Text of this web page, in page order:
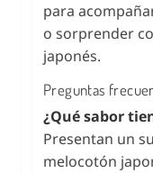
para
o sorprender
japonés.
Preguntas
¿Qué sabor
Presentan un
melocotón